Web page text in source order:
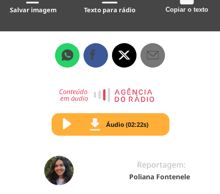
Salvar imagem Texto para rádio Copiar o texto
Áudio (02:22s)
Reportagem:
Poliana Fontenele